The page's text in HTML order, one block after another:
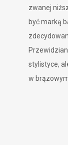
zwanej
być marką
stylistyce,
w